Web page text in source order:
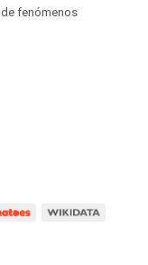
fenómenos